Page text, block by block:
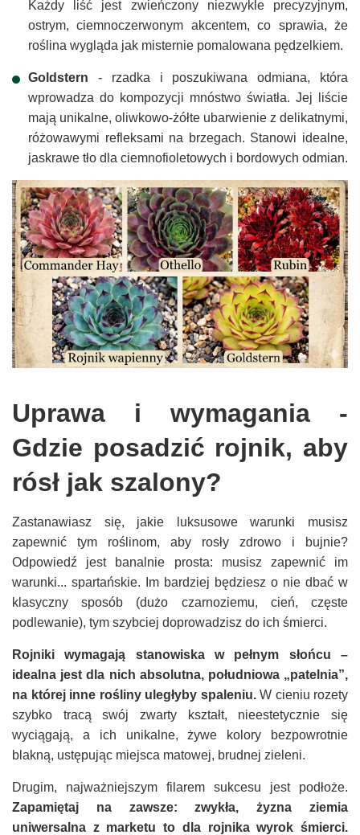
Każdy liść jest zwieńczony niezwykle precyzyjnym,
ostrym, ciemnoczerwonym akcentem, co sprawia, że
roślina wygląda jak misternie pomalowana pędzelkiem.
Goldstern - rzadka i poszukiwana odmiana, która
wprowadza do kompozycji mnóstwo światła. Jej liście
mają unikalne, oliwkowo-żółte ubarwienie z delikatnymi,
różowawymi refleksami na brzegach. Stanowi idealne,
jaskrawe tło dla ciemnofioletowych i bordowych odmian.
Uprawa i wymagania -
Gdzie posadzić rojnik, aby
rósł jak szalony?
Zastanawiasz się, jakie luksusowe warunki musisz
zapewnić tym roślinom, aby rosły zdrowo i bujnie?
Odpowiedź jest banalnie prosta: musisz zapewnić im
warunki... spartańskie. Im bardziej będziesz o nie dbać w
klasyczny sposób (dużo czarnoziemu, cień, częste
podlewanie), tym szybciej doprowadzisz do ich śmierci.
Rojniki wymagają stanowiska w pełnym słońcu –
idealna jest dla nich absolutna, południowa „patelnia”,
na której inne rośliny uległyby spaleniu.W cieniu rozety
szybko tracą swój zwarty kształt, nieestetycznie się
wyciągają, a ich unikalne, żywe kolory bezpowrotnie
blakną, ustępując miejsca matowej, brudnej zieleni.
Drugim, najważniejszym filarem sukcesu jest podłoże.
Zapamiętaj na zawsze: zwykła, żyzna ziemia
uniwersalna z marketu to dla rojnika wyrok śmierci.